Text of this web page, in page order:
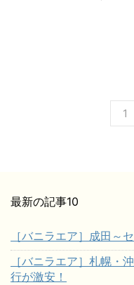
1
最新の記事10
［バニラエア］成田～
［バニラエア］札幌・
行が激安！